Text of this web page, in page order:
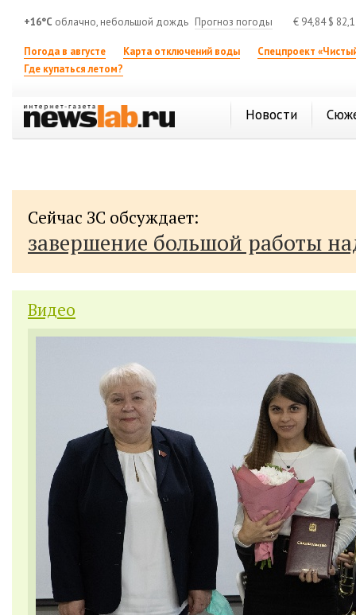
+16°C облачно, небольшой дождь Прогноз погоды € 94,84$
Погода в августе Карта отключений воды
Спецпроект
Где купаться летом?
Новости
Сейчас ЗС обсуждает:
завершение большой работы
Видео